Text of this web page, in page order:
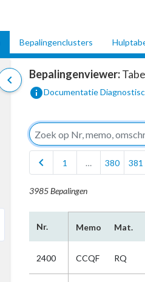
Bepalingenclusters
chevron_left Bepalingenviewer:
infoDocumentatie
chevron_left
1 … 380 381
3985 Bepalingen
Nr. Memo Mat.
2400 CCQF RQ